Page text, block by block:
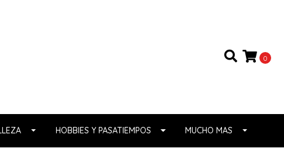
0
HOBBIES Y PASATIEMPOS MUCHO MAS